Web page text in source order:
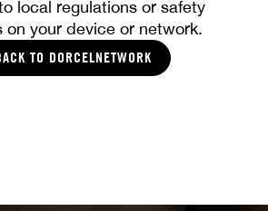
local regulations or safety
on your device or network.
TO DORCELNETWORK
MILA PEREZ